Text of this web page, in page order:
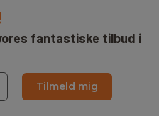
fantastiske tilbud i
Tilmeld mig